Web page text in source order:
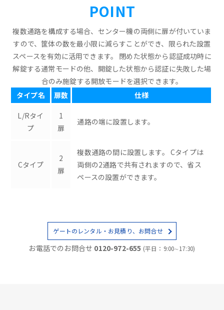
POINT
複数通路を構成する場合、センター機の両側に扉が付いていま
すので、筐体の数を最小限に減らすことができ、限られた設置
スペースを有効に活用できます。 閉めた状態から認証成功時に
解錠する通常モードの他、開錠した状態から認証に失敗した場
合のみ施錠する開放モードを選択できます。
タイプ名
扉数 仕様
L/Rタイ
プ
1
扉
通路の端に設置します。
Cタイプ
2
扉
複数通路の間に設置します。 Cタイプは
両側の2通路で共有されますので、省ス
ペースの設置ができます。
ゲートのレンタル・お見積り、お問合せ
お電話でのお問合せ 0120-972-655 (平日：9:00∼17:30)